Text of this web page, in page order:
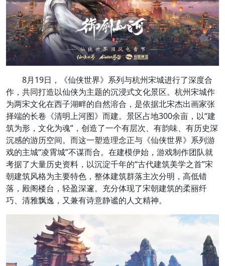
8月19日，《仙侠世界》系列与杭州宋城进行了深度合
作，共同打造以仙侠为主题的沉浸式文化景区。杭州宋城作
为两宋文化在西子湖畔的自然溶合，是依据北宋杰出画家张
择端的长卷《清明上河图》而建。景区占地300余亩，以“建
筑为形，文化为魂”，创造了一个有层次、有韵味、有历史深
沉感的游历空间。而这一塑造理念正与《仙侠世界》系列游
戏的主城“凌霄城”不谋而合。在建模伊始，游戏制作团队就
考据了大量历史资料，以沉淀千年的“古代建筑美学之首”宋
朝建筑风格为主要特色，整体建筑群落主次分明，高低错
落，殿阁楼台，轻盈深邃。充分体现了宋朝建筑的柔丽纤
巧、清雅飘逸，又兼有诗意静谧的人文精神。